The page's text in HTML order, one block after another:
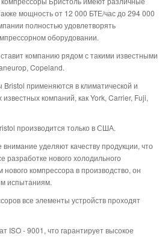
мощность от 12 000 БТЕ/час до 294 000
полностью удовлетворять
оборудовании.
компанию рядом с такими известными
Copeland.
применяются в климатической и
компаний, как York, Carrier, Fuji,
производится только в США.
уделяют качеству продукции, что
разработке нового холодильного
компрессора в производство, он
испытаниям.
все элементы устройств проходят
ISO - 9001, что гарантирует высокое